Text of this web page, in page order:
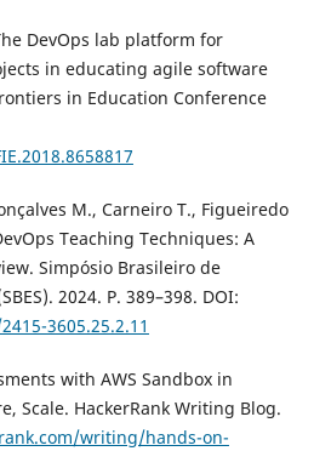
DevOps lab platform for
in educating agile software
in Education Conference
M., Carneiro T., Figueiredo
Teaching Techniques: A
Simpósio Brasileiro de
2024. P. 389–398. DOI:
3605.25.2.11
with AWS Sandbox in
Scale. HackerRank Writing Blog.
writing/hands-on-